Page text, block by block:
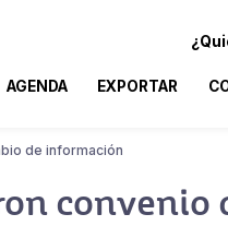
AGENDA EXPORTAR
de información